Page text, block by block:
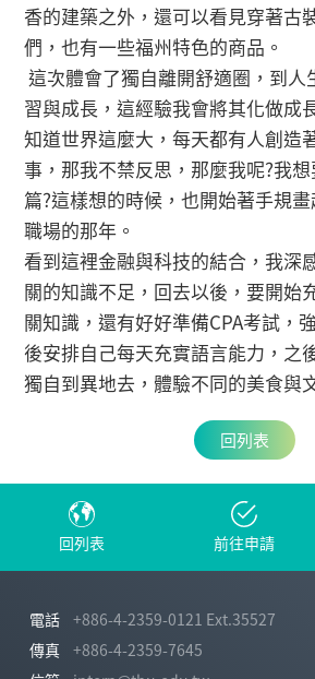
香的建築之外，還可以看見穿著古
們，也有一些福州特色的商品。
這次體會了獨自離開舒適圈，到人
習與成長，這經驗我會將其化做成
知道世界這麼大，每天都有人創造
事，那我不禁反思，那麼我呢?我
篇?這樣想的時候，也開始著手規
職場的那年。
看到這裡金融與科技的結合，我深
關的知識不足，回去以後，要開始
關知識，還有好好準備CPA考試，
後安排自己每天充實語言能力，之
獨自到異地去，體驗不同的美食與
回列表
回列表 前往申請
電話
+886-4-2359-0121 Ext.35527
傳真
+886-4-2359-7645